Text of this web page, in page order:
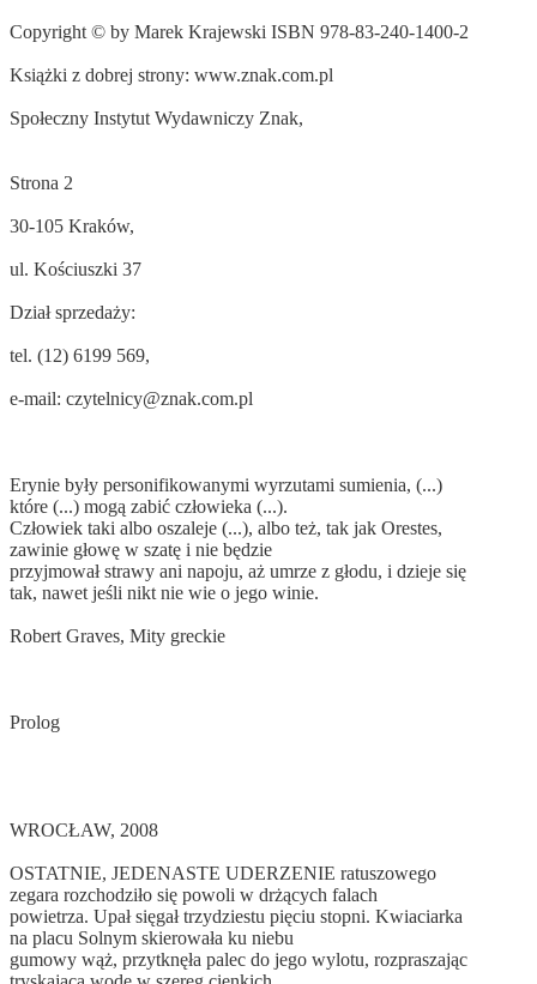
Copyright © by Marek Krajewski ISBN 978-83-240-1400-2
Książki z dobrej strony: www.znak.com.pl
Społeczny Instytut Wydawniczy Znak,
Strona 2
30-105 Kraków,
ul. Kościuszki 37
Dział sprzedaży:
tel. (12) 6199 569,
e-mail: czytelnicy@znak.com.pl